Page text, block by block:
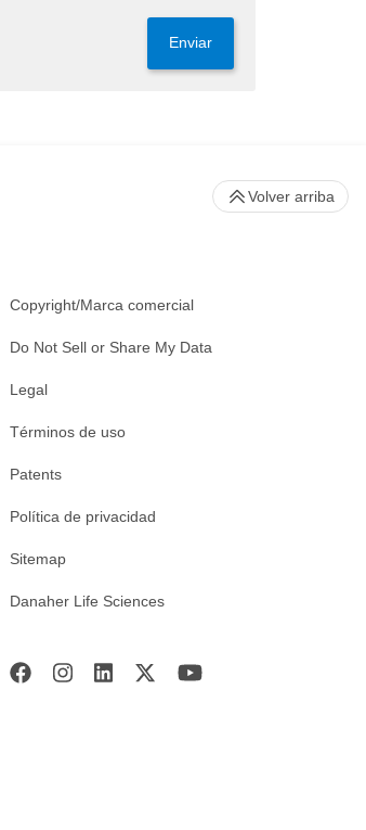
Enviar
Copyright/Marca comercial
Do Not Sell or Share My Data
Legal
Términos de uso
Patents
Política de privacidad
Sitemap
Danaher Life Sciences
Volver arriba